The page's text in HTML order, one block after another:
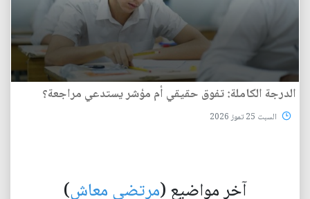
الدرجة الكاملة: تفوق حقيقي أم مؤشر يستدعي مراجعة؟
السبت 25 تموز 2026
آخر مواضيع (مرتضى معاش)